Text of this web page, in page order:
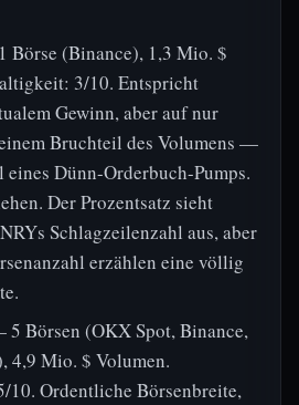
Börse (Binance), 1,3 Mio. $
3/10. Entspricht
Gewinn, aber auf nur
Bruchteil des Volumens —
eines Dünn-Orderbuch-Pumps.
Der Prozentsatz sieht
Schlagzeilenzahl aus, aber
erzählen eine völlig
Börsen (OKX Spot, Binance,
4,9 Mio. $ Volumen.
10. Ordentliche Börsenbreite,